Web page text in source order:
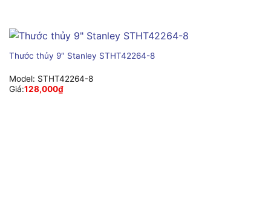
Thước thủy 9″ Stanley STHT42264-8
Model: STHT42264-8
Giá:128,000₫